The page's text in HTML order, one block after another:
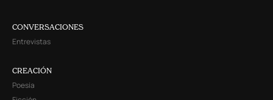
CONVERSACIONES
Entrevistas
CREACIÓN
Poesía